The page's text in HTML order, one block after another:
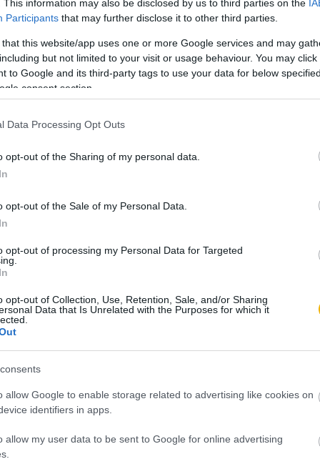
This information may also be disclosed by us to third parties on the
Participants that may further disclose it to other third parties.
that this website/app uses one or more Google services and may
but not limited to your visit or usage behaviour. You may
to Google and its third-party tags to use your data for below
consent section.
Data Processing Opt Outs
opt-out of the Sharing of my personal data.
opt-out of the Sale of my Personal Data.
opt-out of processing my Personal Data for Targeted
opt-out of Collection, Use, Retention, Sale, and/or Sharing
Data that Is Unrelated with the Purposes for which it
allow Google to enable storage related to advertising like cookies on
identifiers in apps.
allow my user data to be sent to Google for online advertising
Sághy Marianne
Népvándorlás és
Tusor Péter
Egy testben két lélek
Visy Zsolt
Kontinentális integrációk a
Grüll Tibor
A földkerekség meghódítói
A rómaiak vallása
Nánay Mihály